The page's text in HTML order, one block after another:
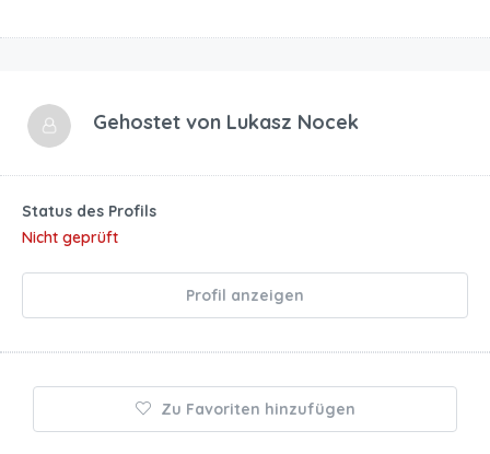
Gehostet von Lukasz Nocek
Status des Profils
Nicht geprüft
Profil anzeigen
Zu Favoriten hinzufügen